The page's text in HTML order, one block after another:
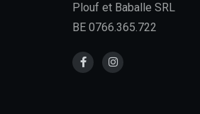
Plouf et Baballe SRL
BE 0766.365.722